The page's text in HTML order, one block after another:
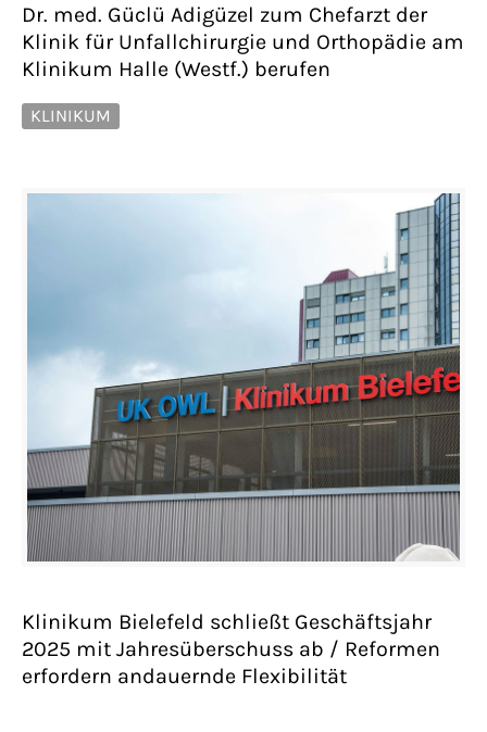
Dr. med. Güclü Adigüzel zum Chefarzt der
Klinik für Unfallchirurgie und Orthopädie am
Klinikum Halle (Westf.) berufen
KLINIKUM
Klinikum Bielefeld schließt Geschäftsjahr
2025 mit Jahresüberschuss ab / Reformen
erfordern andauernde Flexibilität